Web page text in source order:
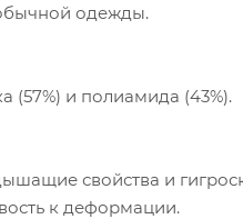
одежды.
(57%) и полиамида (43%).
свойства и
к деформации.